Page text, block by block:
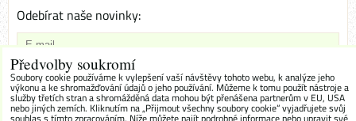
Odebírat naše novinky:
Chci se přihlásit k odběru novinek e-mailem
Odebírat
Předvolby soukromí
Soubory cookie používáme k vylepšení vaší návštěvy tohoto webu, k analýze jeho
výkonu a ke shromažďování údajů o jeho používání. Můžeme k tomu použít nástroje a
služby třetích stran a shromážděná data mohou být přenášena partnerům v EU, USA
nebo jiných zemích. Kliknutím na „Přijmout všechny soubory cookie“ vyjadřujete svůj